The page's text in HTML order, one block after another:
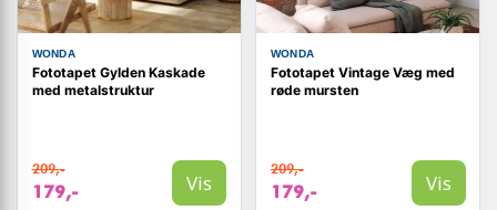
WONDA
Fototapet Gylden Kaskade
med metalstruktur
209,-
179,- Vis
WONDA
Fototapet Vintage Væg med
røde mursten
209,-
179,- Vis